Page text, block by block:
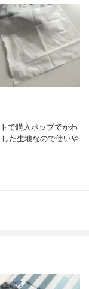
で購入ポップでかわ
た生地なので使いや